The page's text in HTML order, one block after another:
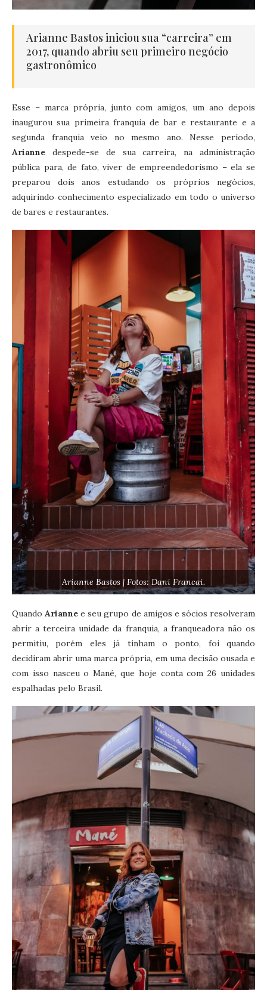
Arianne Bastos iniciou sua “carreira” em
2017, quando abriu seu primeiro negócio
gastronômico
Esse – marca própria, junto com amigos, um ano depois
inaugurou sua primeira franquia de bar e restaurante e a
segunda franquia veio no mesmo ano. Nesse período,
Arianne despede-se de sua carreira, na administração
pública para, de fato, viver de empreendedorismo – ela se
preparou dois anos estudando os próprios negócios,
adquirindo conhecimento especializado em todo o universo
de bares e restaurantes.
Arianne Bastos | Fotos: Dani Francai.
QuandoArianne e seu grupo de amigos e sócios resolveram
abrir a terceira unidade da franquia, a franqueadora não os
permitiu, porém eles já tinham o ponto, foi quando
decidiram abrir uma marca própria, em uma decisão ousada e
com isso nasceu o Mané, que hoje conta com 26 unidades
espalhadas pelo Brasil.